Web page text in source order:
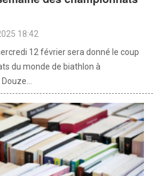
18:42
12 février sera donné le coup
du monde de biathlon à